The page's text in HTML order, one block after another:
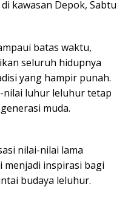
kawasan Depok, Sabtu
batas waktu,
seluruh hidupnya
yang hampir punah.
nilai luhur leluhur tetap
muda.
nilai-nilai lama
menjadi inspirasi bagi
budaya leluhur.